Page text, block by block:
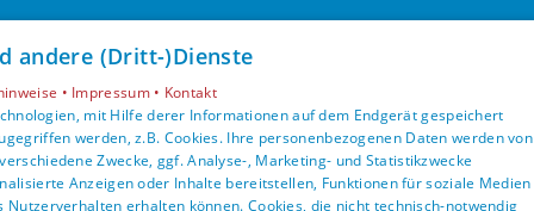
andere (Dritt-)Dienste
• Impressum • Kontakt
mit Hilfe derer Informationen auf dem Endgerät gespeichert
werden, z.B. Cookies. Ihre personenbezogenen Daten werden von
Zwecke, ggf. Analyse-, Marketing- und Statistikzwecke
Anzeigen oder Inhalte bereitstellen, Funktionen für soziale Medien
erhalten können. Cookies, die nicht technisch-notwendig